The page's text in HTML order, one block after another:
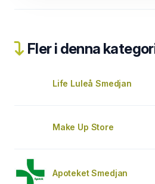
Fler i denna
Life Luleå Smedjan
Make Up Store
Apoteket Smedjan